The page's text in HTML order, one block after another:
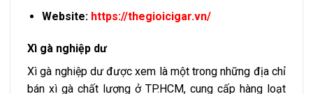
Website: https://thegioicigar.vn/
Xì gà nghiệp dư
Xì gà nghiệp dư được xem là một trong những địa chỉ
bán xì gà chất lượng ở TP.HCM, cung cấp hàng loạt